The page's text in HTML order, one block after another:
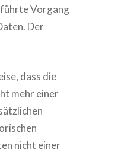
Vorgang
Der
dass die
mehr einer
nicht einer